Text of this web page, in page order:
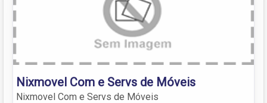
Nixmovel Com e Servs de Móveis
Nixmovel Com e Servs de Móveis